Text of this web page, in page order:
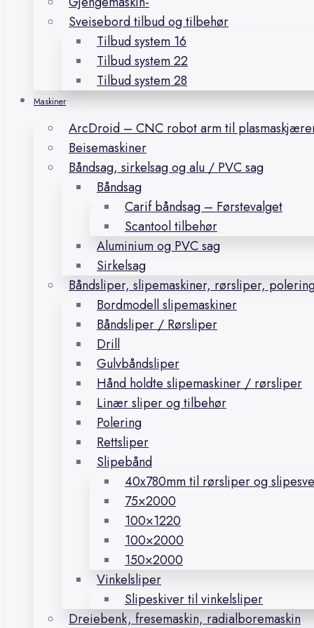
Sveisebord tilbud og tilbehør
Tilbud system 16
Tilbud system 22
Tilbud system 28
Maskiner
ArcDroid – CNC robot arm til
Beisemaskiner
Båndsag, sirkelsag og alu / PVC sag
Båndsag
Carif båndsag – Førstevalget
Scantool tilbehør
Aluminium og PVC sag
Sirkelsag
Båndsliper, slipemaskiner, rørsliper,
Bordmodell slipemaskiner
Båndsliper / Rørsliper
Drill
Gulvbåndsliper
Hånd holdte slipemaskiner / rørsliper
Linær sliper og tilbehør
Polering
Rettsliper
Slipebånd
40x780mm til rørsliper og
75×2000
100×1220
100×2000
150×2000
Vinkelsliper
Slipeskiver til vinkelsliper
Dreiebenk, fresemaskin, radialboremaskin